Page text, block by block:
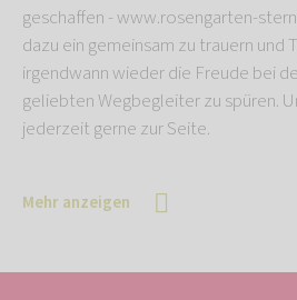
geschaffen - www.rosengarten-
dazu ein gemeinsam zu trauern und
irgendwann wieder die Freude bei
geliebten Wegbegleiter zu spüren.
jederzeit gerne zur Seite.
Mehr anzeigen